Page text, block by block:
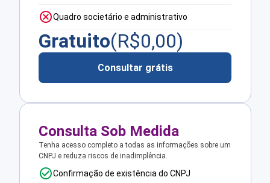
Quadro societário e administrativo
Gratuito(R$0,00)
Consultar grátis
Consulta Sob Medida
Tenha acesso completo a todas as informações sobre um
CNPJ e reduza riscos de inadimplência.
Confirmação de existência do CNPJ